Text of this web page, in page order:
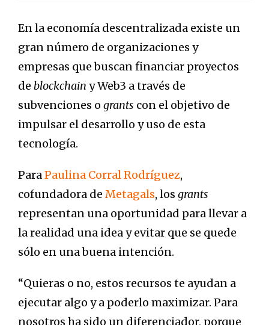
En la economía descentralizada existe un
gran número de organizaciones y
empresas que buscan financiar proyectos
de blockchain y Web3 a través de
subvenciones o grants con el objetivo de
impulsar el desarrollo y uso de esta
tecnología.
Para Paulina Corral Rodríguez,
cofundadora de Metagals, los grants
representan una oportunidad para llevar a
la realidad una idea y evitar que se quede
sólo en una buena intención.
“Quieras o no, estos recursos te ayudan a
ejecutar algo y a poderlo maximizar. Para
nosotros ha sido un diferenciador, porque